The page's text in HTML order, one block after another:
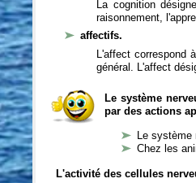
La cognition
raisonnement,
affectifs.
L'affect correspond
général. L'affect
Le système
par des actions
Le
Chez les
L'activité des cellules